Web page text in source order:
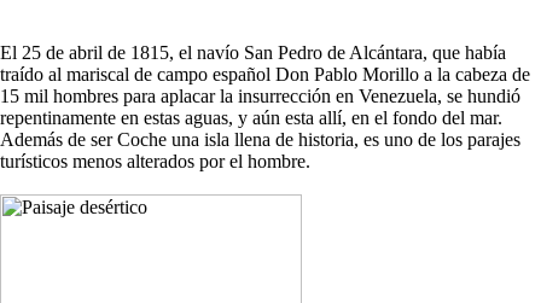
El 25 de abril de 1815, el navío San Pedro de Alcántara, que había
traído al mariscal de campo español Don Pablo Morillo a la cabeza de
15 mil hombres para aplacar la insurrección en Venezuela, se hundió
repentinamente en estas aguas, y aún esta allí, en el fondo del mar.
Además de ser Coche una isla llena de historia, es uno de los parajes
turísticos menos alterados por el hombre.